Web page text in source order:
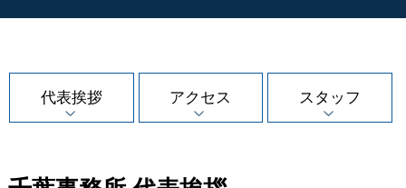
代表挨拶 アクセス スタッフ